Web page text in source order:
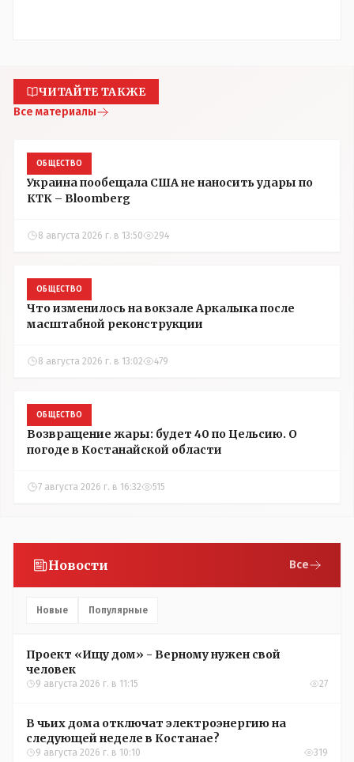
ЧИТАЙТЕ ТАКЖЕ
Все материалы
ОБЩЕСТВО
Украина пообещала США не наносить удары по
КТК – Bloomberg
8 августа 2026 г. в 13:50 294
ОБЩЕСТВО
Что изменилось на вокзале Аркалыка после
масштабной реконструкции
8 августа 2026 г. в 13:02 479
ОБЩЕСТВО
Возвращение жары: будет 40 по Цельсию. О
погоде в Костанайской области
7 августа 2026 г. в 16:32 515
Новости Все
Новые Популярные
Проект «Ищу дом» - Верному нужен свой
человек
9 августа 2026 г. в 11:15 27
В чьих дома отключат электроэнергию на
следующей неделе в Костанае?
9 августа 2026 г. в 10:10 319